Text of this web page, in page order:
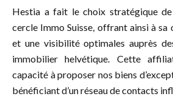
Hestia a fait le choix stratégique
cercle Immo Suisse, offrant ainsi à sa
et une visibilité optimales auprès
immobilier helvétique. Cette
capacité à proposer nos biens
bénéficiant d’un réseau de contacts